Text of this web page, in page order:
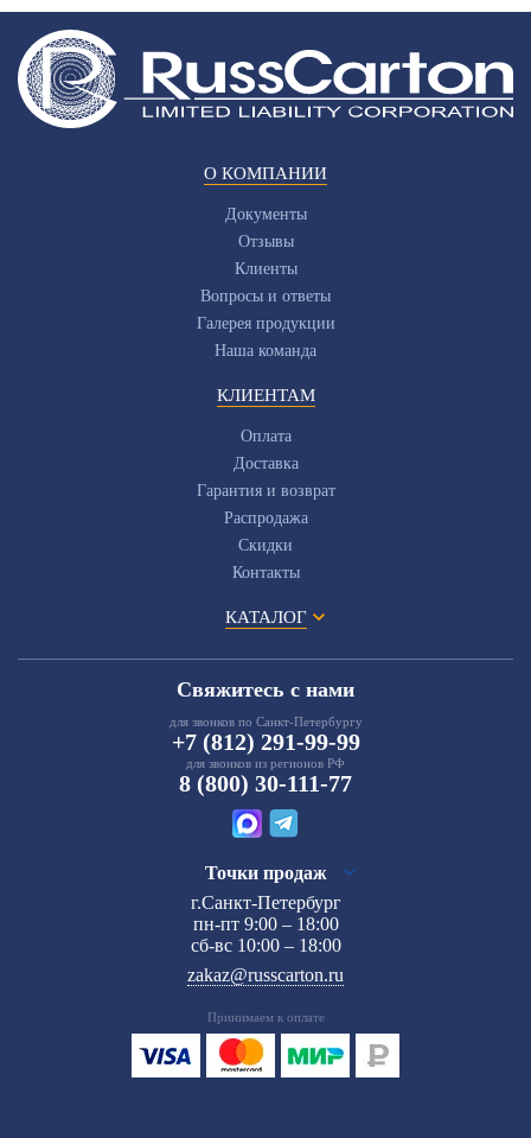
О КОМПАНИИ
Документы
Отзывы
Клиенты
Вопросы и ответы
Галерея продукции
Наша команда
КЛИЕНТАМ
Оплата
Доставка
Гарантия и возврат
Распродажа
Скидки
Контакты
КАТАЛОГ
Свяжитесь с нами
для звонков по Санкт-Петербургу
+7 (812) 291-99-99
для звонков из регионов РФ
8 (800) 30-111-77
Точки продаж
г.Санкт-Петербург
пн-пт 9:00 – 18:00
сб-вс 10:00 – 18:00
zakaz@russcarton.ru
Принимаем к оплате